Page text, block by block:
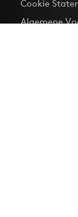
Cookie
Algemene